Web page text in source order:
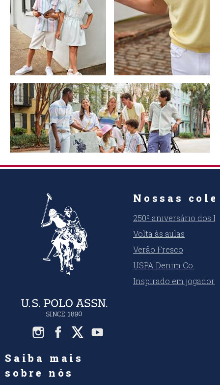
Nossas
250º aniversário dos
Volta às aulas
Verão Fresco
USPA Denim Co.
Inspirado em
Saiba mais
sobre nós